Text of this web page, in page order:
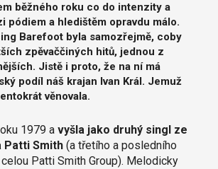
běžného roku co do intenzity a
pódiem a hledištěm opravdu málo.
Barefoot byla samozřejmě, coby
zpěvaččiných hitů, jednou z
Jistě i proto, že na ní má
podíl náš krajan Ivan Král. Jemuž
věnovala.
1979 a vyšla jako druhý singl ze
Patti Smith(a třetího a posledního
Patti Smith Group). Melodicky